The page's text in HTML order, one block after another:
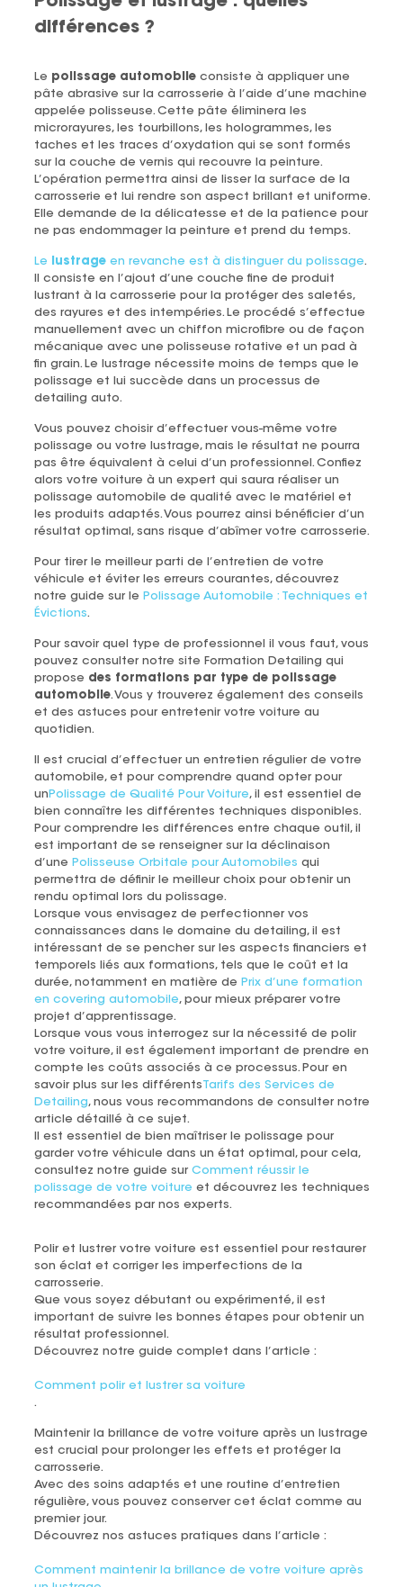
différences ?
Le polissage automobileconsiste à appliquer une
pâte abrasive sur la carrosserie à l’aide d’une machine
appelée polisseuse. Cette pâte éliminera les
microrayures, les tourbillons, les hologrammes, les
taches et les traces d’oxydation qui se sont formés
sur la couche de vernis qui recouvre la peinture.
L’opération permettra ainsi de lisser la surface de la
carrosserie et lui rendre son aspect brillant et uniforme.
Elle demande de la délicatesse et de la patience pour
ne pas endommager la peinture et prend du temps.
Le lustrageen revanche est à distinguer du polissage.
Il consiste en l’ajout d’une couche fine de produit
lustrant à la carrosserie pour la protéger des saletés,
des rayures et des intempéries. Le procédé s’effectue
manuellement avec un chiffon microfibre ou de façon
mécanique avec une polisseuse rotative et un pad à
fin grain. Le lustrage nécessite moins de temps que le
polissage et lui succède dans un processus de
detailing auto.
Vous pouvez choisir d’effectuer vous-même votre
polissage ou votre lustrage, mais le résultat ne pourra
pas être équivalent à celui d’un professionnel. Confiez
alors votre voiture à un expert qui saura réaliser un
polissage automobile de qualité avec le matériel et
les produits adaptés. Vous pourrez ainsi bénéficier d’un
résultat optimal, sans risque d’abîmer votre carrosserie.
Pour tirer le meilleur parti de l’entretien de votre
véhicule et éviter les erreurs courantes, découvrez
notre guide sur le Polissage Automobile : Techniques et
Évictions.
Pour savoir quel type de professionnel il vous faut, vous
pouvez consulter notre site Formation Detailing qui
propose des formations par type de polissage
automobile. Vous y trouverez également des conseils
et des astuces pour entretenir votre voiture au
quotidien.
Il est crucial d’effectuer un entretien régulier de votre
automobile, et pour comprendre quand opter pour
un Polissage de Qualité Pour Voiture, il est essentiel de
bien connaître les différentes techniques disponibles.
Pour comprendre les différences entre chaque outil, il
est important de se renseigner sur la déclinaison
d’une Polisseuse Orbitale pour Automobiles qui
permettra de définir le meilleur choix pour obtenir un
rendu optimal lors du polissage.
Lorsque vous envisagez de perfectionner vos
connaissances dans le domaine du detailing, il est
intéressant de se pencher sur les aspects financiers et
temporels liés aux formations, tels que le coût et la
durée, notamment en matière de Prix d’une formation
en covering automobile, pour mieux préparer votre
projet d’apprentissage.
Lorsque vous vous interrogez sur la nécessité de polir
votre voiture, il est également important de prendre en
compte les coûts associés à ce processus. Pour en
savoir plus sur les différentsTarifs des Services de
Detailing, nous vous recommandons de consulter notre
article détaillé à ce sujet.
Il est essentiel de bien maîtriser le polissage pour
garder votre véhicule dans un état optimal, pour cela,
consultez notre guide sur Comment réussir le
polissage de votre voiture et découvrez les techniques
recommandées par nos experts.
Polir et lustrer votre voiture est essentiel pour restaurer
son éclat et corriger les imperfections de la
carrosserie.
Que vous soyez débutant ou expérimenté, il est
important de suivre les bonnes étapes pour obtenir un
résultat professionnel.
Découvrez notre guide complet dans l’article :
Comment polir et lustrer sa voiture
.
Maintenir la brillance de votre voiture après un lustrage
est crucial pour prolonger les effets et protéger la
carrosserie.
Avec des soins adaptés et une routine d’entretien
régulière, vous pouvez conserver cet éclat comme au
premier jour.
Découvrez nos astuces pratiques dans l’article :
Comment maintenir la brillance de votre voiture après